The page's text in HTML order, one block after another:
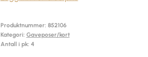
Produktnummer: 852106
Kategori: Gaveposer/kort
Antall i pk: 4